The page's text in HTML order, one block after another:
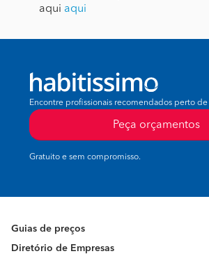
aqui aqui
Encontre profissionais recomendados perto de
Peça orçamentos
Gratuito e sem compromisso.
Guias de preços
Diretório de Empresas